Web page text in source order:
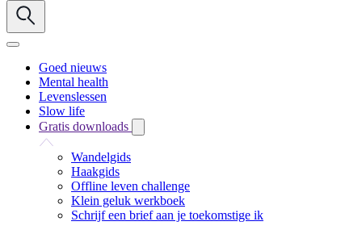
Goed nieuws
Mental health
Levenslessen
Slow life
Gratis downloads
Wandelgids
Haakgids
Offline leven challenge
Klein geluk werkboek
Schrijf een brief aan je toekomstige ik